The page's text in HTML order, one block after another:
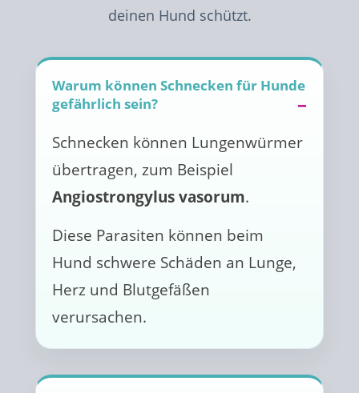
deinen Hund schützt.
Warum können Schnecken für Hunde
gefährlich sein?
Schnecken können Lungenwürmer
übertragen, zum Beispiel
Angiostrongylus vasorum.
Diese Parasiten können beim
Hund schwere Schäden an Lunge,
Herz und Blutgefäßen
verursachen.